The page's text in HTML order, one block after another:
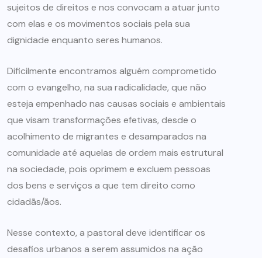
sujeitos de direitos e nos convocam a atuar junto
com elas e os movimentos sociais pela sua
dignidade enquanto seres humanos.
Dificilmente encontramos alguém comprometido
com o evangelho, na sua radicalidade, que não
esteja empenhado nas causas sociais e ambientais
que visam transformações efetivas, desde o
acolhimento de migrantes e desamparados na
comunidade até aquelas de ordem mais estrutural
na sociedade, pois oprimem e excluem pessoas
dos bens e serviços a que tem direito como
cidadãs/ãos.
Nesse contexto, a pastoral deve identificar os
desafios urbanos a serem assumidos na ação